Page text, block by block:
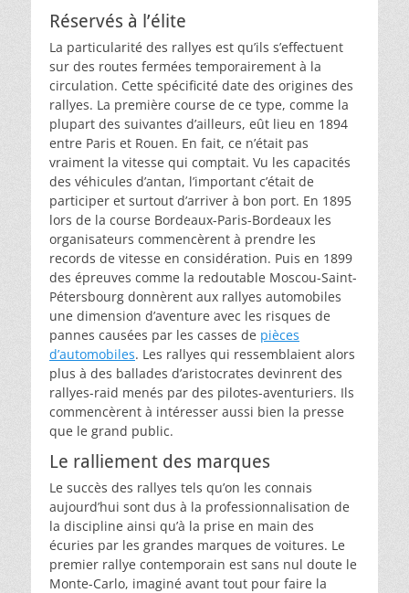
Réservés à l’élite
La particularité des rallyes est qu’ils s’effectuent
sur des routes fermées temporairement à la
circulation. Cette spécificité date des origines des
rallyes. La première course de ce type, comme la
plupart des suivantes d’ailleurs, eût lieu en 1894
entre Paris et Rouen. En fait, ce n’était pas
vraiment la vitesse qui comptait. Vu les capacités
des véhicules d’antan, l’important c’était de
participer et surtout d’arriver à bon port. En 1895
lors de la course Bordeaux-Paris-Bordeaux les
organisateurs commencèrent à prendre les
records de vitesse en considération. Puis en 1899
des épreuves comme la redoutable Moscou-Saint-
Pétersbourg donnèrent aux rallyes automobiles
une dimension d’aventure avec les risques de
pannes causées par les casses de pièces
d’automobiles. Les rallyes qui ressemblaient alors
plus à des ballades d’aristocrates devinrent des
rallyes-raid menés par des pilotes-aventuriers. Ils
commencèrent à intéresser aussi bien la presse
que le grand public.
Le ralliement des marques
Le succès des rallyes tels qu’on les connais
aujourd’hui sont dus à la professionnalisation de
la discipline ainsi qu’à la prise en main des
écuries par les grandes marques de voitures. Le
premier rallye contemporain est sans nul doute le
Monte-Carlo, imaginé avant tout pour faire la